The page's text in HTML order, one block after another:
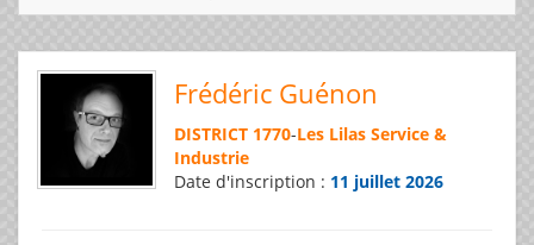
Frédéric Guénon
DISTRICT 1770-Les Lilas Service &
Industrie
Date d'inscription : 11 juillet 2026